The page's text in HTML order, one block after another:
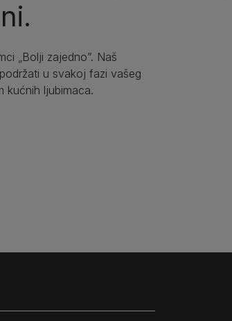
„Bolji zajedno”. Naš
u svakoj fazi vašeg
kućnih ljubimaca.